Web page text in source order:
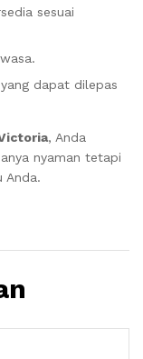
sesuai
dapat dilepas
, Anda
nyaman tetapi
Anda.